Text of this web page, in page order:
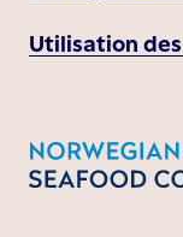
Utilisation